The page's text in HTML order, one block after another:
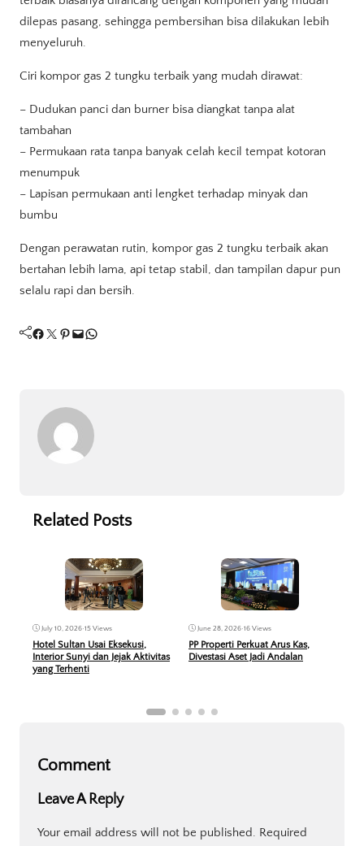
dilepas pasang, sehingga pembersihan bisa dilakukan lebih
menyeluruh.
Ciri kompor gas 2 tungku terbaik yang mudah dirawat:
– Dudukan panci dan burner bisa diangkat tanpa alat
tambahan
– Permukaan rata tanpa banyak celah kecil tempat kotoran
menumpuk
– Lapisan permukaan anti lengket terhadap minyak dan
bumbu
Dengan perawatan rutin, kompor gas 2 tungku terbaik akan
bertahan lebih lama, api tetap stabil, dan tampilan dapur pun
selalu rapi dan bersih.
Facebook Twitter Pinterest Mail WhatsApp
Related Posts
July 10, 2026•15 Views
Hotel Sultan Usai Eksekusi,
Interior Sunyi dan Jejak Aktivitas
yang Terhenti
June 28, 2026•16 Views
PP Properti Perkuat Arus Kas,
Divestasi Aset Jadi Andalan
Comment
Leave A Reply
Your email address will not be published. Required